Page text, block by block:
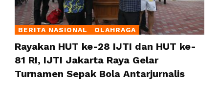
BERITA NASIONAL OLAHRAGA
Rayakan HUT ke-28 IJTI dan HUT ke-
81 RI, IJTI Jakarta Raya Gelar
Turnamen Sepak Bola Antarjurnalis